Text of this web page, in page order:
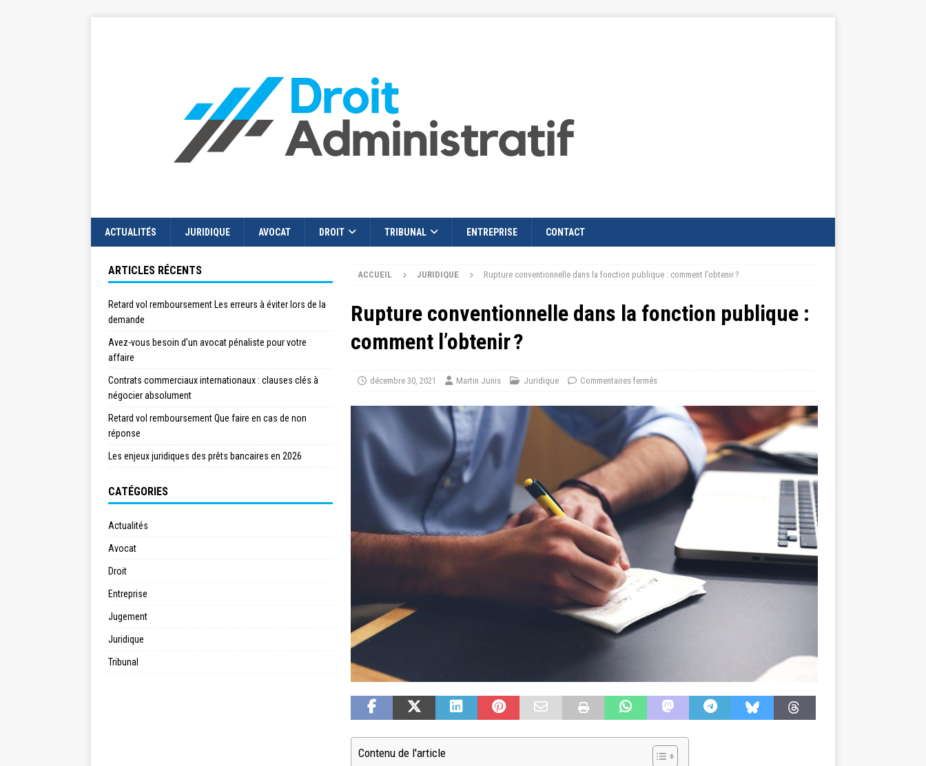
ACTUALITÉS JURIDIQUE AVOCAT DROIT TRIBUNAL ENTREPRISE CONTACT
ACCUEIL JURIDIQUE Rupture conventionnelle dans la fonction publique : comment l’obtenir ?
Rupture conventionnelle dans la fonction publique :
comment l’obtenir ?
décembre 30, 2021 Martin Junis Juridique Commentaires fermés
Contenu de l'article
ARTICLES RÉCENTS
Retard vol remboursement Les erreurs à éviter lors de la
demande
Avez-vous besoin d’un avocat pénaliste pour votre
affaire
Contrats commerciaux internationaux : clauses clés à
négocier absolument
Retard vol remboursement Que faire en cas de non
réponse
Les enjeux juridiques des prêts bancaires en 2026
CATÉGORIES
Actualités
Avocat
Droit
Entreprise
Jugement
Juridique
Tribunal